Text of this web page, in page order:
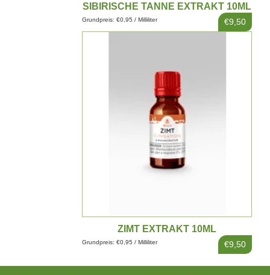
SIBIRISCHE TANNE EXTRAKT 10ML
€9,50
Grundpreis: €0,95 / Milliliter
ZIMT EXTRAKT 10ML
€9,50
Grundpreis: €0,95 / Milliliter